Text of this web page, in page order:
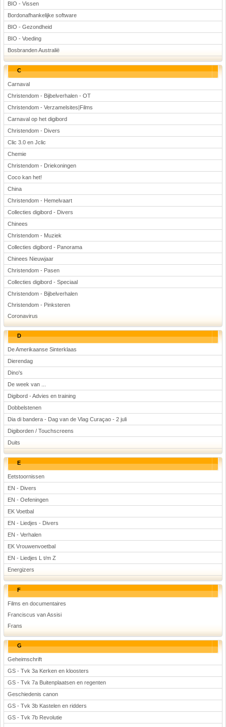
BIO - Vissen
Bordonafhankelijke software
BIO - Gezondheid
BIO - Voeding
Bosbranden Australië
C
Carnaval
Christendom - Bijbelverhalen - OT
Christendom - Verzamelsites|Films
Carnaval op het digibord
Christendom - Divers
Clic 3.0 en Jclic
Chemie
Christendom - Driekoningen
Coco kan het!
China
Christendom - Hemelvaart
Collecties digibord - Divers
Chinees
Christendom - Muziek
Collecties digibord - Panorama
Chinees Nieuwjaar
Christendom - Pasen
Collecties digibord - Speciaal
Christendom - Bijbelverhalen
Christendom - Pinksteren
Coronavirus
D
De Amerikaanse Sinterklaas
Dierendag
Dino's
De week van ...
Digibord - Advies en training
Dobbelstenen
Dia di bandera - Dag van de Vlag Curaçao - 2 juli
Digiborden / Touchscreens
Duits
E
Eetstoornissen
EN - Divers
EN - Oefeningen
EK Voetbal
EN - Liedjes - Divers
EN - Verhalen
EK Vrouwenvoetbal
EN - Liedjes L t/m Z
Energizers
F
Films en documentaires
Franciscus van Assisi
Frans
G
Geheimschrift
GS - Tvk 3a Kerken en kloosters
GS - Tvk 7a Buitenplaatsen en regenten
Geschiedenis canon
GS - Tvk 3b Kastelen en ridders
GS - Tvk 7b Revolutie